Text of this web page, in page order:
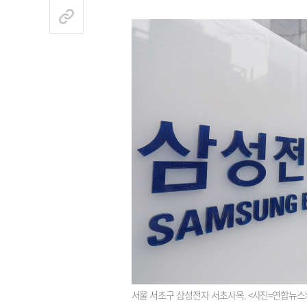
서울 서초구 삼성전자 서초사옥. <사진=연합뉴스